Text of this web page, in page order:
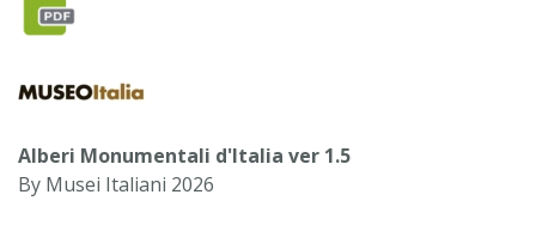
Alberi Monumentali d'Italia ver 1.5
By Musei Italiani 2026